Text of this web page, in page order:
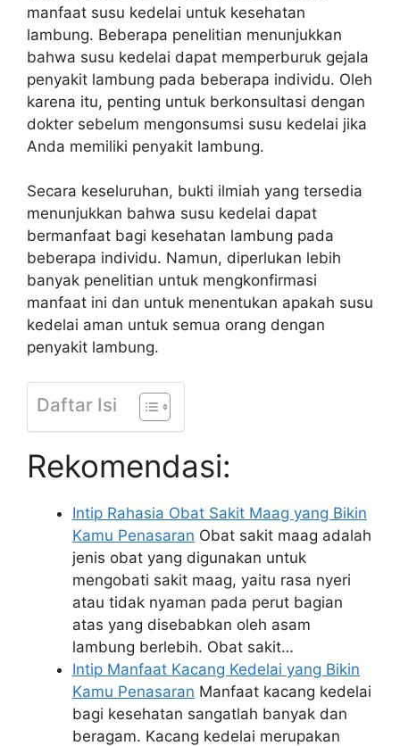
manfaat susu kedelai untuk kesehatan
lambung. Beberapa penelitian menunjukkan
bahwa susu kedelai dapat memperburuk gejala
penyakit lambung pada beberapa individu. Oleh
karena itu, penting untuk berkonsultasi dengan
dokter sebelum mengonsumsi susu kedelai jika
Anda memiliki penyakit lambung.
Secara keseluruhan, bukti ilmiah yang tersedia
menunjukkan bahwa susu kedelai dapat
bermanfaat bagi kesehatan lambung pada
beberapa individu. Namun, diperlukan lebih
banyak penelitian untuk mengkonfirmasi
manfaat ini dan untuk menentukan apakah susu
kedelai aman untuk semua orang dengan
penyakit lambung.
Daftar Isi
Rekomendasi:
Intip Rahasia Obat Sakit Maag yang Bikin
Kamu Penasaran Obat sakit maag adalah
jenis obat yang digunakan untuk
mengobati sakit maag, yaitu rasa nyeri
atau tidak nyaman pada perut bagian
atas yang disebabkan oleh asam
lambung berlebih. Obat sakit…
Intip Manfaat Kacang Kedelai yang Bikin
Kamu Penasaran Manfaat kacang kedelai
bagi kesehatan sangatlah banyak dan
beragam. Kacang kedelai merupakan